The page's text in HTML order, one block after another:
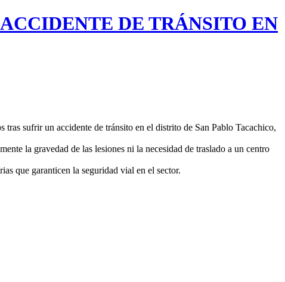
DE TRÁNSITO EN
sufrir un accidente de tránsito en el distrito de San Pablo Tacachico,
la gravedad de las lesiones ni la necesidad de traslado a un centro
que garanticen la seguridad vial en el sector.